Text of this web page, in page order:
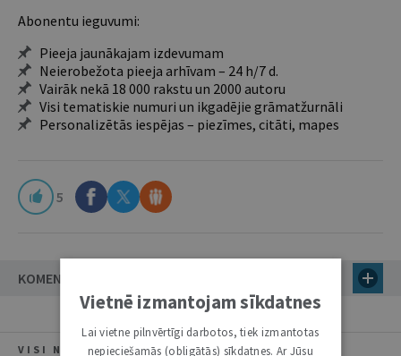
Abonentu ieguvumi:
Pieeja jaunākajam izdevumam
Neierobežota pieeja arhīvam – 24 h/7 d.
Vairāk nekā 18 000 rakstu un 2000 autoru
Visi tematiskie numuri un ikgadējie grāmatžurnāli
Personalizētās iespējas – piezīmes, citāti, mapes
5
KOMENTĀRI (17)
VISI NUMURA RAKSTI
Vietnē izmantojam sīkdatnes
Lai vietne pilnvērtīgi darbotos, tiek izmantotas
nepieciešamās (obligātās) sīkdatnes. Ar Jūsu